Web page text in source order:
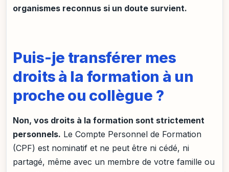
organismes reconnus si un doute survient.
Puis-je transférer mes
droits à la formation à un
proche ou collègue ?
Non, vos droits à la formation sont strictement
personnels. Le Compte Personnel de Formation
(CPF) est nominatif et ne peut être ni cédé, ni
partagé, même avec un membre de votre famille ou